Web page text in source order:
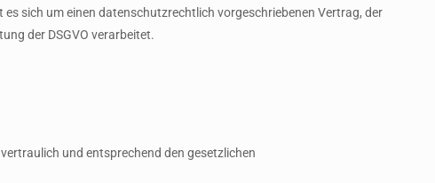
sich um einen datenschutzrechtlich vorgeschriebenen Vertrag, der
der DSGVO verarbeitet.
und entsprechend den gesetzlichen